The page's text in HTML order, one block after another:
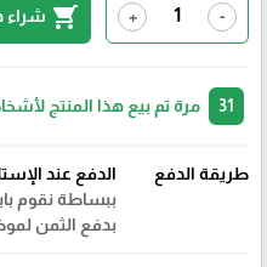
-
+
shopping_cart شراء
مرة تم بيع هذا المنتج
طريقة الدفع
الدفع عند
ببساطة نقوم
بدفع الثمن